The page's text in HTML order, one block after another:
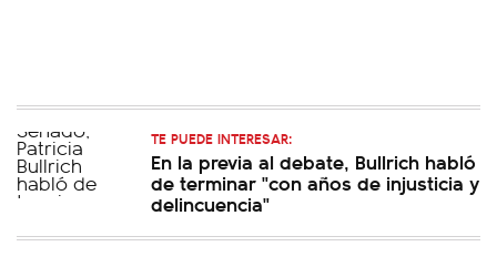
TE PUEDE INTERESAR:
En la previa al debate, Bullrich habló
de terminar "con años de injusticia y
delincuencia"